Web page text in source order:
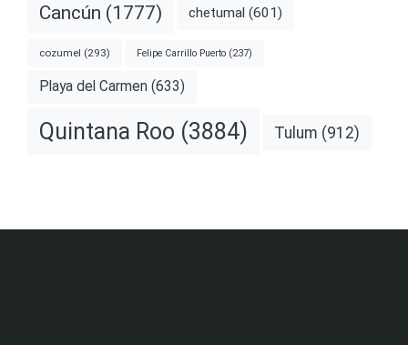
Cancún (1777) chetumal (601)
cozumel (293) Felipe Carrillo Puerto (237)
Playa del Carmen (633)
Quintana Roo (3884) Tulum (912)